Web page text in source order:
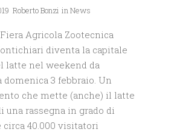
Roberto Bonzi inNews
Fiera Agricola Zootecnica
diventa la capitale
latte nel weekend da
domenica 3 febbraio. Un
che mette (anche) il latte
una rassegna in grado di
circa 40.000 visitatori